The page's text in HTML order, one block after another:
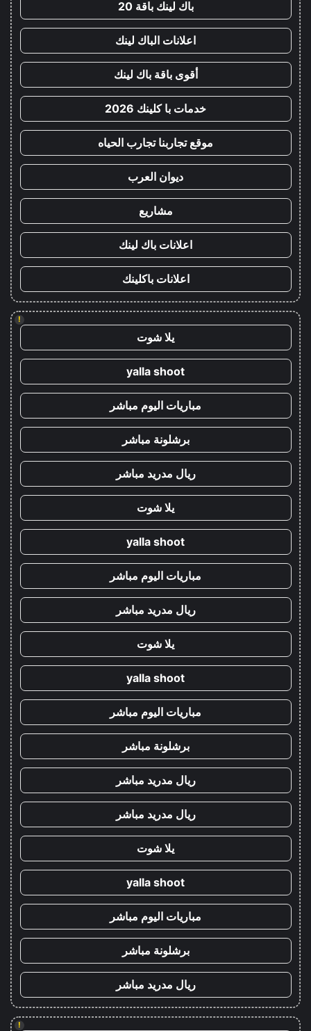
باك لينك باقة 20
اعلانات الباك لينك
أقوى باقة باك لينك
خدمات با كلينك 2026
موقع تجاربنا تجارب الحياه
ديوان العرب
مشاريع
اعلانات باك لينك
اعلانات باكلينك
!
يلا شوت
yalla shoot
مباريات اليوم مباشر
برشلونة مباشر
ريال مدريد مباشر
يلا شوت
yalla shoot
مباريات اليوم مباشر
ريال مدريد مباشر
يلا شوت
yalla shoot
مباريات اليوم مباشر
برشلونة مباشر
ريال مدريد مباشر
ريال مدريد مباشر
يلا شوت
yalla shoot
مباريات اليوم مباشر
برشلونة مباشر
ريال مدريد مباشر
!